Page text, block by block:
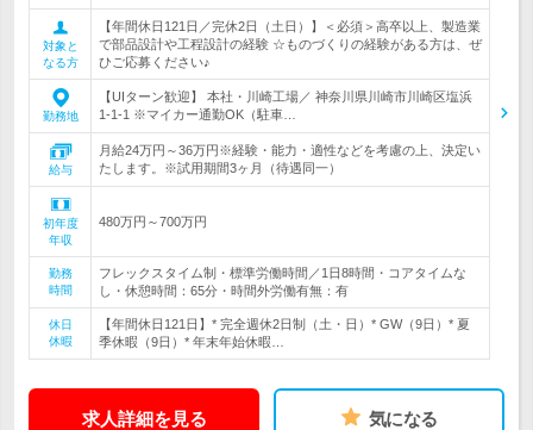
対象と
なる方
【年間休日121日／完休2日（土日）】＜必須＞高卒以上、製造業
で部品設計や工程設計の経験 ☆ものづくりの経験がある方は、ぜ
ひご応募ください♪
勤務地
【UIターン歓迎】 本社・川崎工場／ 神奈川県川崎市川崎区塩浜
1-1-1 ※マイカー通勤OK（駐車…
給与
月給24万円～36万円※経験・能力・適性などを考慮の上、決定い
たします。※試用期間3ヶ月（待遇同一）
初年度
年収
480万円～700万円
勤務
時間
フレックスタイム制・標準労働時間／1日8時間・コアタイムな
し・休憩時間：65分・時間外労働有無：有
休日
休暇
【年間休日121日】* 完全週休2日制（土・日）* GW（9日）* 夏
季休暇（9日）* 年末年始休暇…
求人詳細を見る 気になる